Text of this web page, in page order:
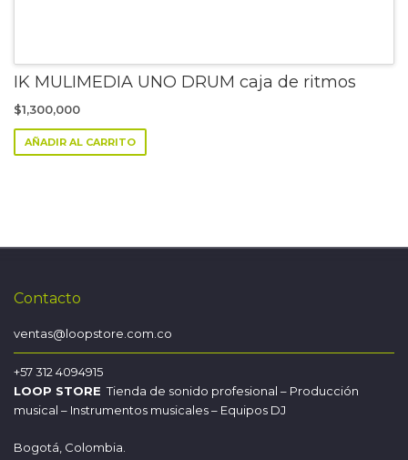
IK MULIMEDIA UNO DRUM caja de ritmos
$1,300,000
AÑADIR AL CARRITO
Contacto
ventas@loopstore.com.co
+57 312 4094915
LOOP STORE Tienda de sonido profesional – Producción
musical – Instrumentos musicales – Equipos DJ
Bogotá, Colombia.